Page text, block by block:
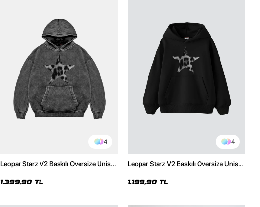
4
Leopar Starz V2 Baskılı Oversize Unisex
1.399,90 TL
4
Leopar Starz V2 Baskılı Oversize Unisex
1.199,90 TL